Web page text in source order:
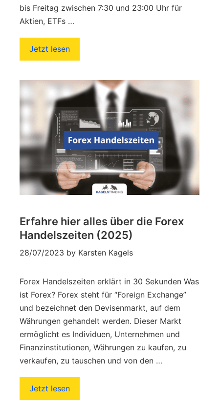
bis Freitag zwischen 7:30 und 23:00 Uhr für
Aktien, ETFs …
Jetzt lesen
Erfahre hier alles über die Forex
Handelszeiten (2025)
28/07/2023 by Karsten Kagels
Forex Handelszeiten erklärt in 30 Sekunden Was
ist Forex? Forex steht für “Foreign Exchange”
und bezeichnet den Devisenmarkt, auf dem
Währungen gehandelt werden. Dieser Markt
ermöglicht es Individuen, Unternehmen und
Finanzinstitutionen, Währungen zu kaufen, zu
verkaufen, zu tauschen und von den …
Jetzt lesen